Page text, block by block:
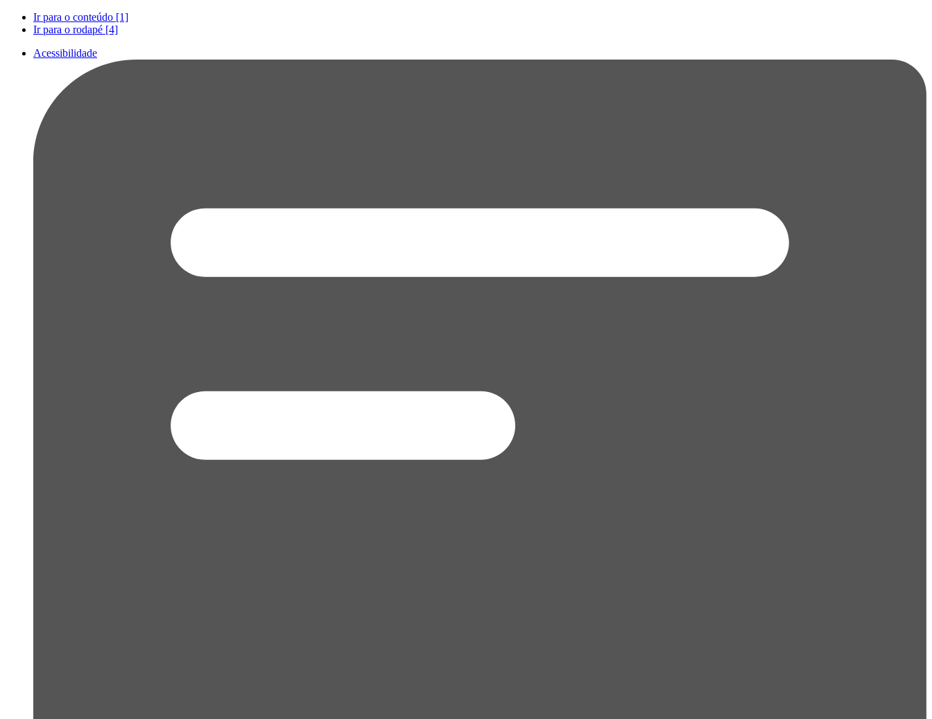
Ir para o conteúdo [1]
Ir para o rodapé [4]
Acessibilidade